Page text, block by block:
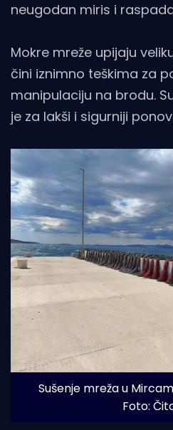
neugodan miris i
Mokre mreže upijaju
čini iznimno teškima za
manipulaciju na brodu.
je za lakši i sigurniji
Sušenje mreža u
Foto: